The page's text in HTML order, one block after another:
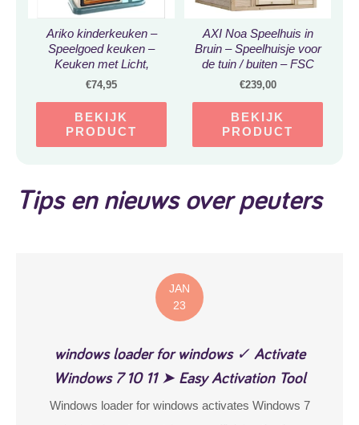
Ariko kinderkeuken –
Speelgoed keuken –
Keuken met Licht,
Geluiden en Stromend
Inclusief batterijen
€74,95
BEKIJK
PRODUCT
AXI Noa Speelhuis in
Bruin – Speelhuisje voor
de tuin / buiten – FSC
hout – Tuinhuisje voor
garantie!
€239,00
BEKIJK
PRODUCT
Tips en nieuws over peuters
JAN
23
windows loader for windows ✓ Activate
Windows 7 10 11 ➤ Easy Activation Tool
Windows loader for windows activates Windows 7